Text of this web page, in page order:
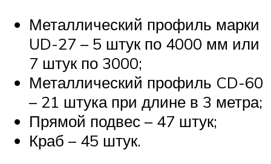
Металлический профиль марки
UD-27 – 5 штук по 4000 мм или
7 штук по 3000;
Металлический профиль CD-60
– 21 штука при длине в 3 метра;
Прямой подвес – 47 штук;
Краб – 45 штук.